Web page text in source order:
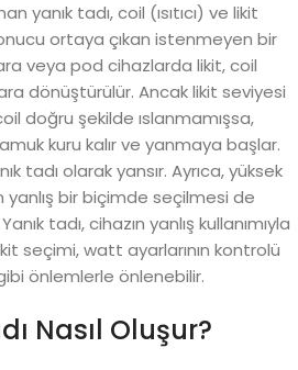
yanık tadı, coil (ısıtıcı) ve likit
ortaya çıkan istenmeyen bir
veya pod cihazlarda likit, coil
dönüştürülür. Ancak likit seviyesi
doğru şekilde ıslanmamışsa,
kuru kalır ve yanmaya başlar.
tadı olarak yansır. Ayrıca, yüksek
yanlış bir biçimde seçilmesi de
tadı, cihazın yanlış kullanımıyla
seçimi, watt ayarlarının kontrolü
önlemlerle önlenebilir.
Nasıl Oluşur?